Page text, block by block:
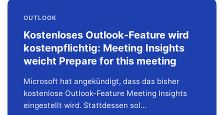
OUTLOOK
Kostenloses Outlook-Feature wird
kostenpflichtig: Meeting Insights
weicht Prepare for this meeting
Microsoft hat angekündigt, dass das bisher
kostenlose Outlook-Feature Meeting Insights
eingestellt wird. Stattdessen sol...